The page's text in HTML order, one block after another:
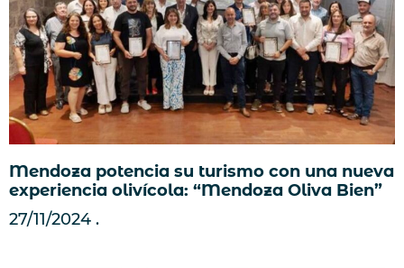
Mendoza potencia su turismo con una nueva
experiencia olivícola: “Mendoza Oliva Bien”
27/11/2024